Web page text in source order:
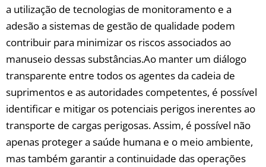
a⁤ utilização de tecnologias de ⁢monitoramento ⁣e a
⁢adesão ‌a⁤ sistemas⁤ de ⁢gestão de​ qualidade⁣ podem
⁤contribuir⁢ para minimizar os riscos associados ao
⁢manuseio ⁢dessas⁤ substâncias.Ao manter um diálogo
transparente entre ‍todos‍ os agentes da cadeia de
suprimentos e as autoridades competentes, ‌é possível
identificar ‍e mitigar os potenciais perigos inerentes ao⁣
transporte de ​cargas perigosas. Assim, é possível não​
apenas proteger a saúde ​humana e o⁢ meio ​ambiente,⁤
mas também garantir a ⁤continuidade das operações